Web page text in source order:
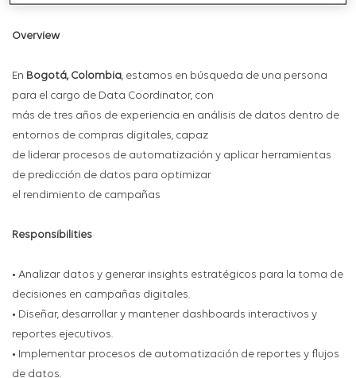
Overview
En Bogotá, Colombia, estamos en búsqueda de una persona
para el cargo de Data Coordinator, con
más de tres años de experiencia en análisis de datos dentro de
entornos de compras digitales, capaz
de liderar procesos de automatización y aplicar herramientas
de predicción de datos para optimizar
el rendimiento de campañas
Responsibilities
• Analizar datos y generar insights estratégicos para la toma de
decisiones en campañas digitales.
• Diseñar, desarrollar y mantener dashboards interactivos y
reportes ejecutivos.
• Implementar procesos de automatización de reportes y flujos
de datos.